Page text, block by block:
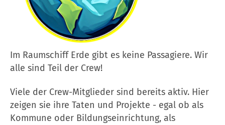
Im Raumschiff Erde gibt es keine Passagiere. Wir
alle sind Teil der Crew!
Viele der Crew-Mitglieder sind bereits aktiv. Hier
zeigen sie ihre Taten und Projekte - egal ob als
Kommune oder Bildungseinrichtung, als